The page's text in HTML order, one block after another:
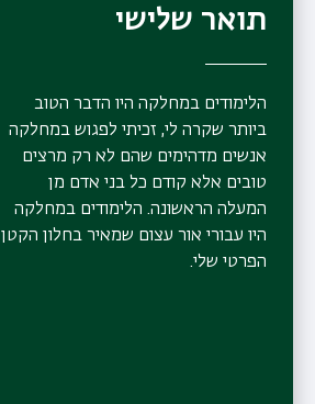
תואר שלישי
הלימודים במחלקה היו הדבר הטוב
ביותר שקרה לי, זכיתי לפגוש במחלקה
אנשים מדהימים שהם לא רק מרצים
טובים אלא קודם כל בני אדם מן
המעלה הראשונה. הלימודים במחלקה
היו עבורי אור עצום שמאיר בחלון הקטן
הפרטי שלי.